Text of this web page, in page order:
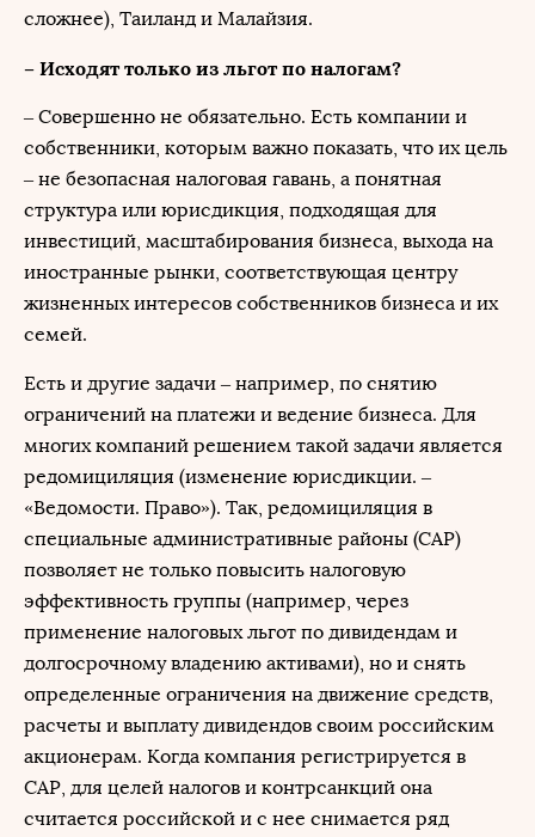
сложнее), Таиланд и Малайзия.
– Исходят только из льгот по налогам?
– Совершенно не обязательно. Есть компании и
собственники, которым важно показать, что их цель
– не безопасная налоговая гавань, а понятная
структура или юрисдикция, подходящая для
инвестиций, масштабирования бизнеса, выхода на
иностранные рынки, соответствующая центру
жизненных интересов собственников бизнеса и их
семей.
Есть и другие задачи – например, по снятию
ограничений на платежи и ведение бизнеса. Для
многих компаний решением такой задачи является
редомициляция (изменение юрисдикции. –
«Ведомости. Право»). Так, редомициляция в
специальные административные районы (САР)
позволяет не только повысить налоговую
эффективность группы (например, через
применение налоговых льгот по дивидендам и
долгосрочному владению активами), но и снять
определенные ограничения на движение средств,
расчеты и выплату дивидендов своим российским
акционерам. Когда компания регистрируется в
САР, для целей налогов и контрсанкций она
считается российской и с нее снимается ряд